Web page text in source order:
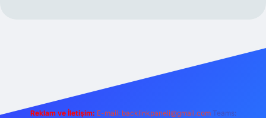
Reklam ve İletişim: E-mail: backlinkpaneli@gmail.com Teams: